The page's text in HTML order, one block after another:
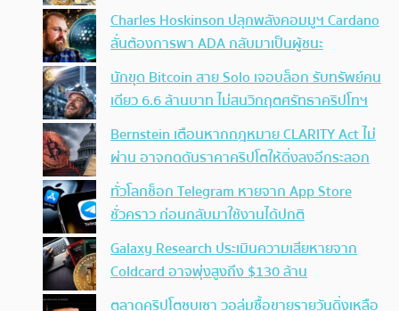
Charles Hoskinson ปลุกพลังคอมมูฯ Cardano
ลั่นต้องการพา ADA กลับมาเป็นผู้ชนะ
นักขุด Bitcoin สาย Solo เจอบล็อก รับทรัพย์คน
เดียว 6.6 ล้านบาท ไม่สนวิกฤตศรัทธาคริปโทฯ
Bernstein เตือนหากกฎหมาย CLARITY Act ไม่
ผ่าน อาจกดดันราคาคริปโตให้ดิ่งลงอีกระลอก
ทั่วโลกช็อก Telegram หายจาก App Store
ชั่วคราว ก่อนกลับมาใช้งานได้ปกติ
Galaxy Research ประเมินความเสียหายจาก
Coldcard อาจพุ่งสูงถึง $130 ล้าน
ตลาดคริปโตซบเซา วอลุ่มซื้อขายรายวันดิ่งเหลือ